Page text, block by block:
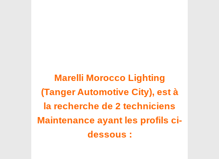
Marelli Morocco Lighting
(Tanger Automotive City), est à
la recherche de 2 techniciens
Maintenance ayant les profils ci-
dessous :